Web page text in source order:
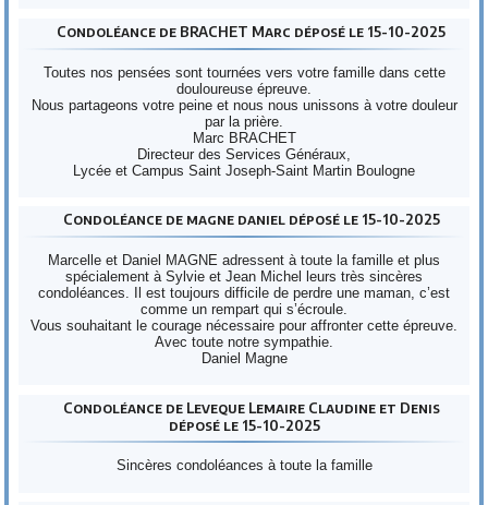
Condoléance de BRACHET Marc déposé le 15-10-2025
Toutes nos pensées sont tournées vers votre famille dans cette
douloureuse épreuve.
Nous partageons votre peine et nous nous unissons à votre douleur
par la prière.
Marc BRACHET
Directeur des Services Généraux,
Lycée et Campus Saint Joseph-Saint Martin Boulogne
Condoléance de magne daniel déposé le 15-10-2025
Marcelle et Daniel MAGNE adressent à toute la famille et plus
spécialement à Sylvie et Jean Michel leurs très sincères
condoléances. Il est toujours difficile de perdre une maman, c’est
comme un rempart qui s’écroule.
Vous souhaitant le courage nécessaire pour affronter cette épreuve.
Avec toute notre sympathie.
Daniel Magne
Condoléance de Leveque Lemaire Claudine et Denis
déposé le 15-10-2025
Sincères condoléances à toute la famille